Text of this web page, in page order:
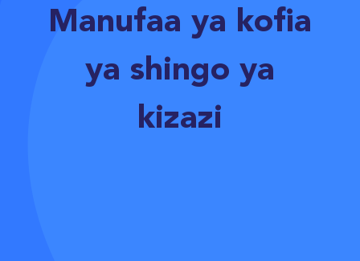
Manufaa ya kofia
ya shingo ya
kizazi